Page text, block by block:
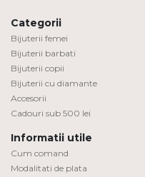
Categorii
Bijuterii femei
Bijuterii barbati
Bijuterii copii
Bijuterii cu diamante
Accesorii
Cadouri sub 500 lei
Informatii utile
Cum comand
Modalitati de plata